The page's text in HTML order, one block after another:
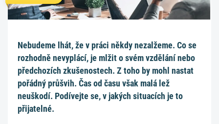
Nebudeme lhát, že v práci někdy nezalžeme. Co se
rozhodně nevyplácí, je mlžit o svém vzdělání nebo
předchozích zkušenostech. Z toho by mohl nastat
pořádný průšvih. Čas od času však malá lež
neuškodí. Podívejte se, v jakých situacích je to
přijatelné.